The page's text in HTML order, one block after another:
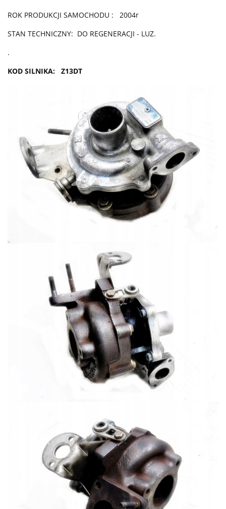
ROK PRODUKCJI SAMOCHODU : 2004r
STAN TECHNICZNY: DO REGENERACJI - LUZ.
.
KOD SILNIKA: Z13DT